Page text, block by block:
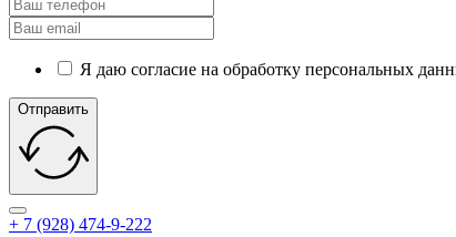
Я даю согласие на обработку персональных
Отправить
+ 7 (928) 474-9-222